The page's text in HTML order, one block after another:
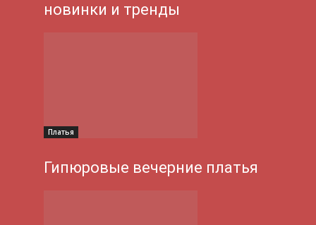
новинки и тренды
Платья
Гипюровые вечерние платья